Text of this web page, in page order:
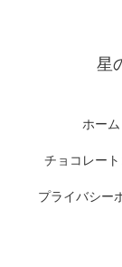
星
ホーム
チョコレー
プライバシー